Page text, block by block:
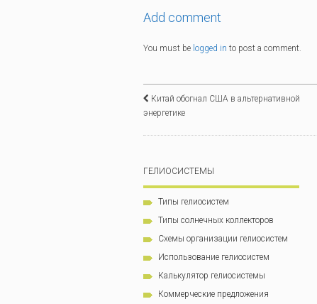
Add comment
You must be logged in to post a comment.
Китай обогнал США в альтернативной
энергетике
ГЕЛИОСИСТЕМЫ
Типы гелиосистем
Типы солнечных коллекторов
Схемы организации гелиосистем
Использование гелиосистем
Калькулятор гелиосистемы
Коммерческие предложения